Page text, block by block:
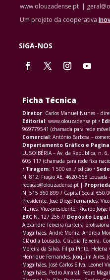
www.olouzadense.pt |
Um projeto da cooperativa
SIGA-NOS
Ficha Técnica
Diretor: Carlos Manuel Nunes –
Editorial: www.olouzadense.pt •
969779541 (chamada para rede
Comercial: António Barbosa –
Departamento Gráfico e
LUSOIBÉRIA – Av. da República, n.
605 117 (chamada para rede fixa
• Tiragem: 1 500 ex. / edição •
N. 812, Fração AE, 4620-668
redacao@olouzadense.pt |
N. 515 360 899 / Capital Social
Presidente, José Diogo Fernandes;
Nunes; Vice-presidente, Ricardo
ERCN. 127 256 // Depósito Legal
Alexandre Teixeira (carteira
Magalhães, André Moniz, Andreia
Cláudia Lousada, Cláudia Teixeira,
Moreira da Silva, Filipa Pinto, Helena
Henrique Fernandes, Joaquim Aires,
Magalhães, José Carlos Silva, Leonel
Magalhães, Pedro Amaral, Pedro